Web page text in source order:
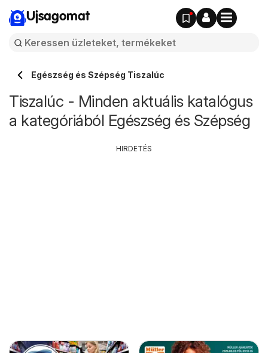
Ujsagomat
Egészség és Szépség Tiszalúc
Tiszalúc - Minden aktuális katalógus
a kategóriából Egészség és Szépség
HIRDETÉS